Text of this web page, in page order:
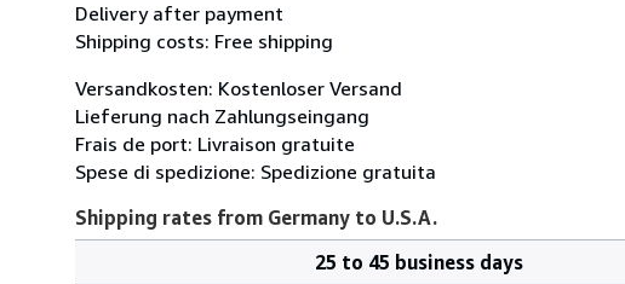
Delivery after payment
Shipping costs: Free shipping
Versandkosten: Kostenloser Versand
Lieferung nach Zahlungseingang
Frais de port: Livraison gratuite
Spese di spedizione: Spedizione gratuita
Shipping rates from Germany to U.S.A.
25 to 45 business days